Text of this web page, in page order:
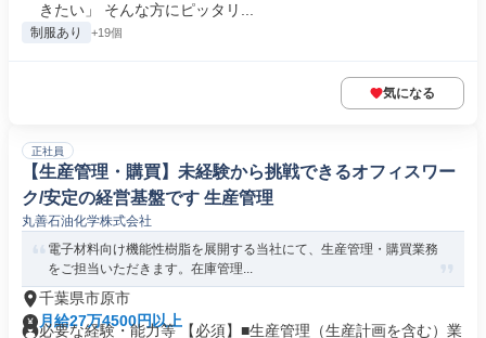
きたい」 そんな方にピッタリ...
制服あり +19個
気になる
正社員
【生産管理・購買】未経験から挑戦できるオフィスワー
ク/安定の経営基盤です 生産管理
丸善石油化学株式会社
電子材料向け機能性樹脂を展開する当社にて、生産管理・購買業務
をご担当いただきます。在庫管理...
千葉県市原市
月給27万4500円以上
必要な経験・能力等 【必須】■生産管理（生産計画を含む）業